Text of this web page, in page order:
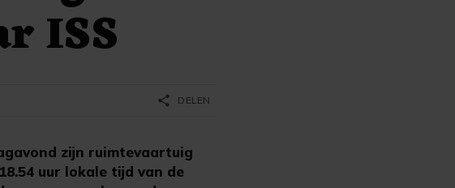
ISS
zijn ruimtevaartuig
uur lokale tijd van de
share DELEN